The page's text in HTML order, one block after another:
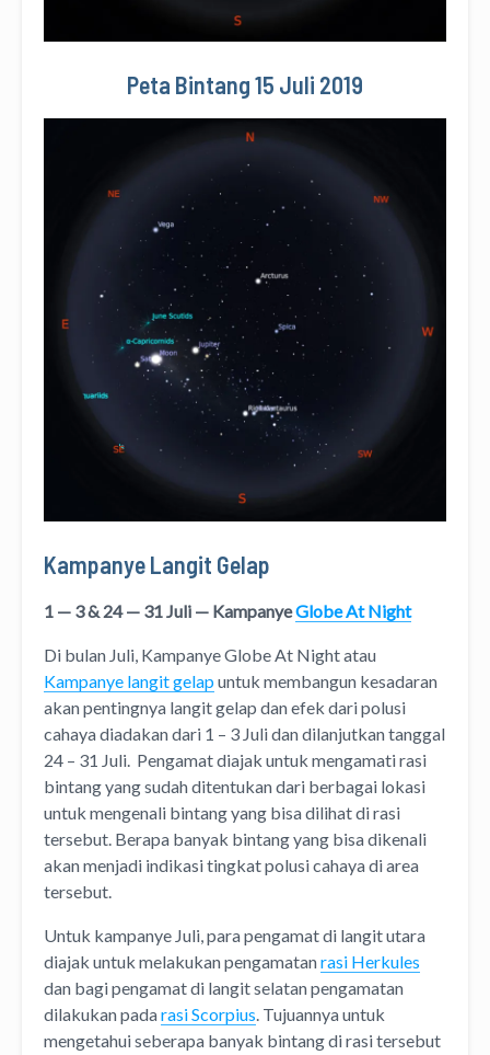
Peta Bintang 15 Juli 2019
Kampanye Langit Gelap
1 — 3 & 24 — 31 Juli — KampanyeGlobe At Night
Di bulan Juli, Kampanye Globe At Night atau
Kampanye langit gelapuntuk membangun kesadaran
akan pentingnya langit gelap dan efek dari polusi
cahaya diadakan dari 1 – 3 Juli dan dilanjutkan tanggal
24 – 31 Juli. Pengamat diajak untuk mengamati rasi
bintang yang sudah ditentukan dari berbagai lokasi
untuk mengenali bintang yang bisa dilihat di rasi
tersebut. Berapa banyak bintang yang bisa dikenali
akan menjadi indikasi tingkat polusi cahaya di area
tersebut.
Untuk kampanye Juli, para pengamat di langit utara
diajak untuk melakukan pengamatanrasi Herkules
dan bagi pengamat di langit selatan pengamatan
dilakukan padarasi Scorpius. Tujuannya untuk
mengetahui seberapa banyak bintang di rasi tersebut